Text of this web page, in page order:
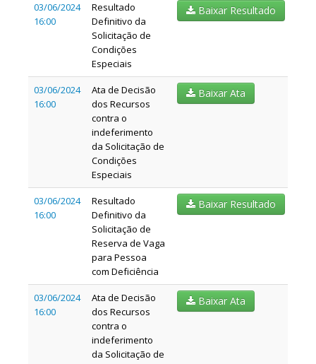
03/06/2024
16:00
Resultado
Definitivo da
Solicitação de
Condições
Especiais
Baixar Resultado
03/06/2024
16:00
Ata de Decisão
dos Recursos
contra o
indeferimento
da Solicitação de
Condições
Especiais
Baixar Ata
03/06/2024
16:00
Resultado
Definitivo da
Solicitação de
Reserva de Vaga
para Pessoa
com Deficiência
Baixar Resultado
03/06/2024
16:00
Ata de Decisão
dos Recursos
contra o
indeferimento
da Solicitação de
Baixar Ata